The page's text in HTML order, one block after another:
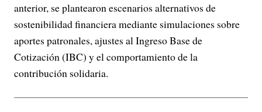
anterior, se plantearon escenarios alternativos de
sostenibilidad financiera mediante simulaciones sobre
aportes patronales, ajustes al Ingreso Base de
Cotización (IBC) y el comportamiento de la
contribución solidaria.